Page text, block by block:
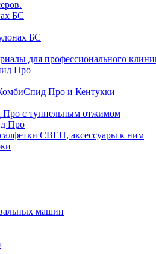
БС
БС
для профессионального
Про
Про и Кентукки
Про с туннельным отжимом
Про
СВЕП, аксессуары к ним
машин